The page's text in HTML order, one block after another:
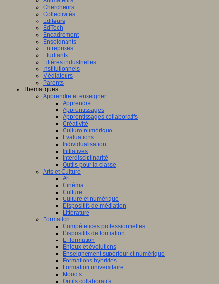
Chercheurs
Collectivités
Editeurs
EdTech
Encadrement
Enseignants
Entreprises
Etudiants
Filières industrielles
Institutionnels
Médiateurs
Parents
Thématiques
Apprendre et enseigner
Apprendre
Apprentissages
Apprentissages collaboratifs
Créativité
Culture numérique
Evaluations
Individualisation
Initiatives
Interdisciplinarité
Outils pour la classe
Arts et Culture
Art
Cinéma
Culture
Culture et numérique
Dispositifs de médiation
Littérature
Formation
Compétences professionnelles
Dispositifs de formation
E- formation
Enjeux et évolutions
Enseignement supérieur et numérique
Formations hybrides
Formation universitaire
Mooc’s
Outils collaboratifs